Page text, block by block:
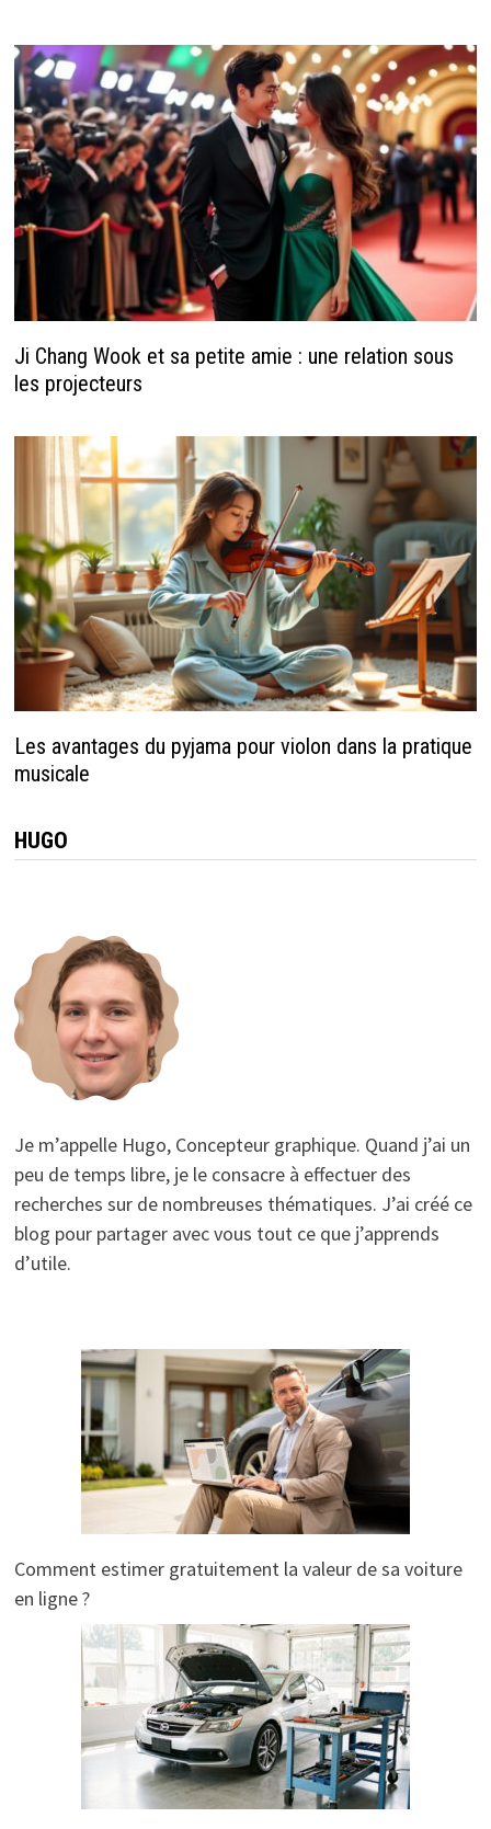
Ji Chang Wook et sa petite amie : une relation sous
les projecteurs
Les avantages du pyjama pour violon dans la pratique
musicale
HUGO
Je m’appelle Hugo, Concepteur graphique. Quand j’ai un
peu de temps libre, je le consacre à effectuer des
recherches sur de nombreuses thématiques. J’ai créé ce
blog pour partager avec vous tout ce que j’apprends
d’utile.
Comment estimer gratuitement la valeur de sa voiture
en ligne ?